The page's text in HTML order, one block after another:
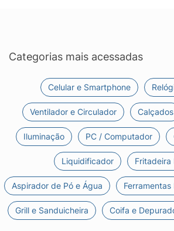
Categorias mais acessadas
Celular e Smartphone
Ventilador e Circulador Calçados
Iluminação PC / Computador
Liquidificador Fritadeira
Aspirador de Pó e Água Ferramentas
Grill e Sanduicheira Coifa e